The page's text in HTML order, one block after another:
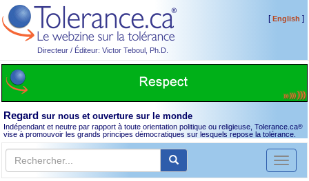
Directeur / Éditeur: Victor Teboul, Ph.D.
[English ]
Regard sur nous et ouverture sur le monde
Indépendant et neutre par rapport à toute orientation politique ou religieuse, Tolerance.ca®
vise à promouvoir les grands principes démocratiques sur lesquels repose la tolérance.
Toggle